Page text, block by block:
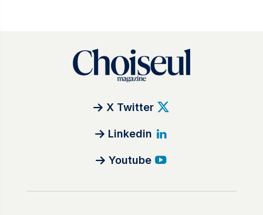
X Twitter
Linkedin
Youtube